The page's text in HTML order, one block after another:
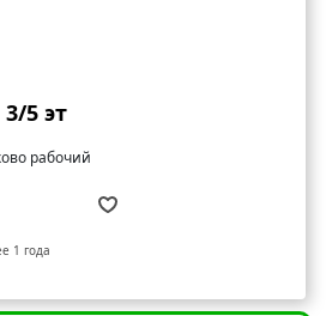
5 эт
рабочий
1 года